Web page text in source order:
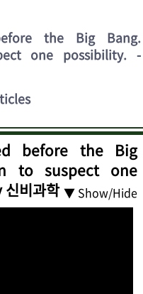
the Big Bang.
one possibility. -
before the Big
to suspect one
비과학 ▼ Show/Hide